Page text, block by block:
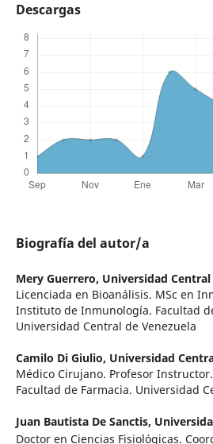
Descargas
Biografía del autor/a
Mery Guerrero, Universidad Central
Licenciada en Bioanálisis. MSc en
Instituto de Inmunología. Facultad
Universidad Central de Venezuela
Camilo Di Giulio, Universidad
Médico Cirujano. Profesor
Facultad de Farmacia. Universidad
Juan Bautista De Sanctis,
Doctor en Ciencias Fisiológicas.